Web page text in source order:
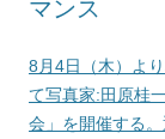
マンス
8月4日（木）よ
て写真家:田原桂
会」を開催する